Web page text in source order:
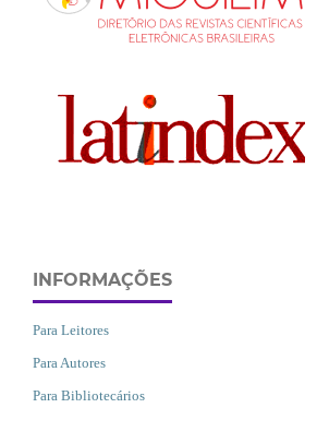
INFORMAÇÕES
Para Leitores
Para Autores
Para Bibliotecários